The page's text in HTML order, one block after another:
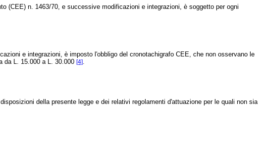
(CEE) n. 1463/70, e successive modificazioni e integrazioni, è soggetto per ogni
e integrazioni, è imposto l'obbligo del cronotachigrafo CEE, che non osservano le
da L. 15.000 a L. 30.000 [4].
della presente legge e dei relativi regolamenti d'attuazione per le quali non sia